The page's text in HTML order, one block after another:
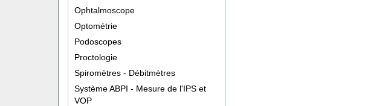
Ophtalmoscope
Optométrie
Podoscopes
Proctologie
Spiromètres - Débitmètres
Système ABPI - Mesure de l'IPS et
VOP